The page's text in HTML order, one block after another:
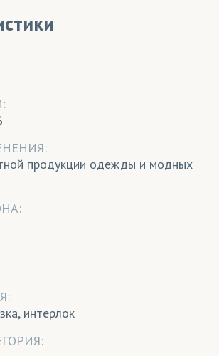
продукции одежды и модных
интерлок